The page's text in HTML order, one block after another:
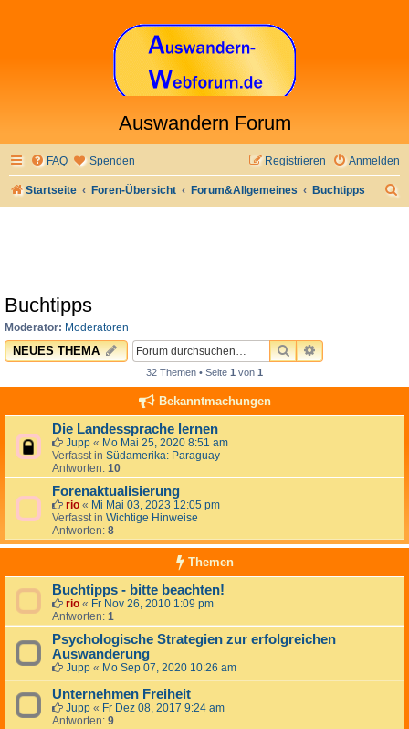
Auswandern Forum
FAQ Spenden Anmelden
Registrieren
Startseite Foren-Übersicht Forum&Allgemeines Buchtipps
Buchtipps
Moderator: Moderatoren
NEUES THEMA SUCHEERWEITERTE
32 Themen • Seite 1 von 1
Bekanntmachungen
Die Landessprache lernen
Jupp « Mo Mai 25, 2020 8:51 am
Verfasst in Südamerika: Paraguay
Antworten: 10
Forenaktualisierung
rio « Mi Mai 03, 2023 12:05 pm
Verfasst in Wichtige Hinweise
Antworten: 8
Themen
Buchtipps - bitte beachten!
rio « Fr Nov 26, 2010 1:09 pm
Antworten: 1
Psychologische Strategien zur erfolgreichen
Auswanderung
Jupp « Mo Sep 07, 2020 10:26 am
Unternehmen Freiheit
Jupp « Fr Dez 08, 2017 9:24 am
Antworten: 9